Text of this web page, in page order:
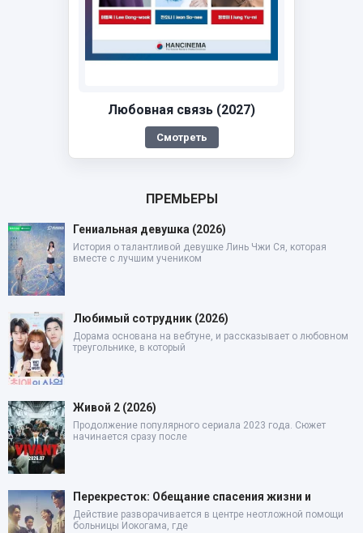
Любовная связь (2027)
Смотреть
ПРЕМЬЕРЫ
Гениальная девушка (2026)
История о талантливой девушке Линь Чжи Ся, которая
вместе с лучшим учеником
Любимый сотрудник (2026)
Дорама основана на вебтуне, и рассказывает о любовном
треугольнике, в который
Живой 2 (2026)
Продолжение популярного сериала 2023 года. Сюжет
начинается сразу после
Перекресток: Обещание спасения жизни и
Действие разворачивается в центре неотложной помощи
больницы Иокогама, где